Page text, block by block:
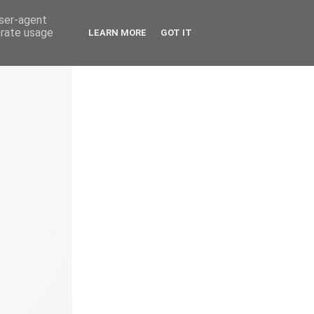
agent
usage
LEARN MORE GOT IT